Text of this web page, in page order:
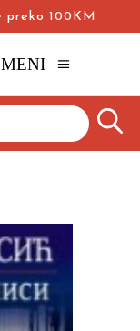
preko 100KM
MENI